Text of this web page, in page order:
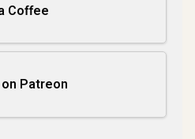
Coffee
Patreon